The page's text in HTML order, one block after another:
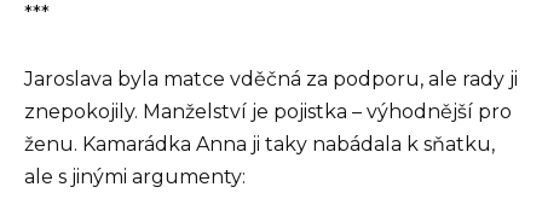
***
Jaroslava byla matce vděčná za podporu, ale rady ji
znepokojily. Manželství je pojistka – výhodnější pro
ženu. Kamarádka Anna ji taky nabádala k sňatku,
ale s jinými argumenty: